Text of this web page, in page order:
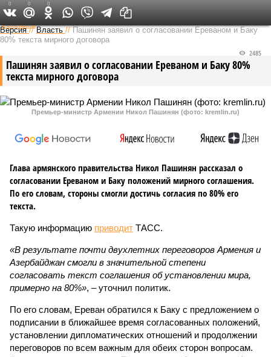
Федеральный выпуск
Версия //Власть //Пашинян заявил о согласовании Ереваном и Баку
80% текста мирного договора
Пашинян заявил о согласовании Ереваном и Баку 80%
текста мирного договора
2485
Премьер-министр Армении Никол Пашинян (фото: kremlin.ru)
Глава армянского правительства Никол Пашинян рассказал о
согласовании Ереваном и Баку положений мирного соглашения.
По его словам, стороны смогли достичь согласия по 80% его
текста.
Такую информацию приводит ТАСС.
«В результате почти двухлетних переговоров Армения и
Азербайджан смогли в значительной степени
согласовать текст соглашения об установлении мира,
примерно на 80%», – уточнил политик.
По его словам, Ереван обратился к Баку с предложением о
подписании в ближайшее время согласованных положений,
установлении дипломатических отношений и продолжении
переговоров по всем важным для обеих сторон вопросам.
0 0 0